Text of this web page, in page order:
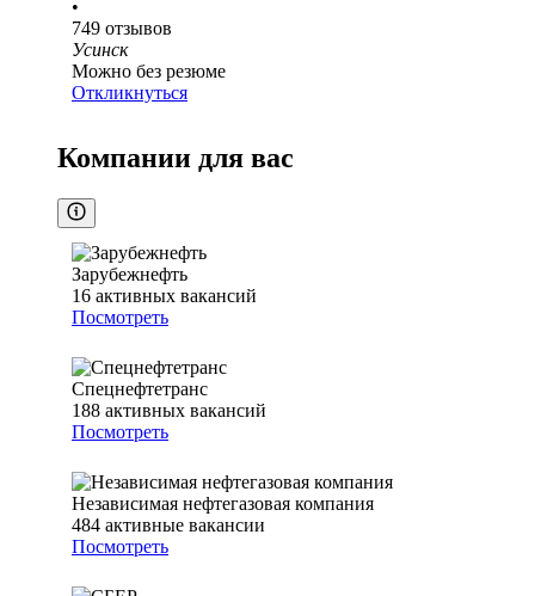
•
749 отзывов
Усинск
Можно без резюме
Откликнуться
Компании для вас
Зарубежнефть
16 активных вакансий
Посмотреть
Спецнефтетранс
188 активных вакансий
Посмотреть
Независимая нефтегазовая компания
484 активные вакансии
Посмотреть